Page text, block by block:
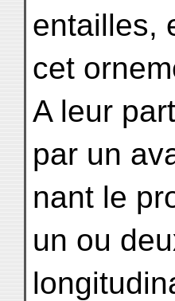
entailles,
cet
A leur
par un
nant le
un ou